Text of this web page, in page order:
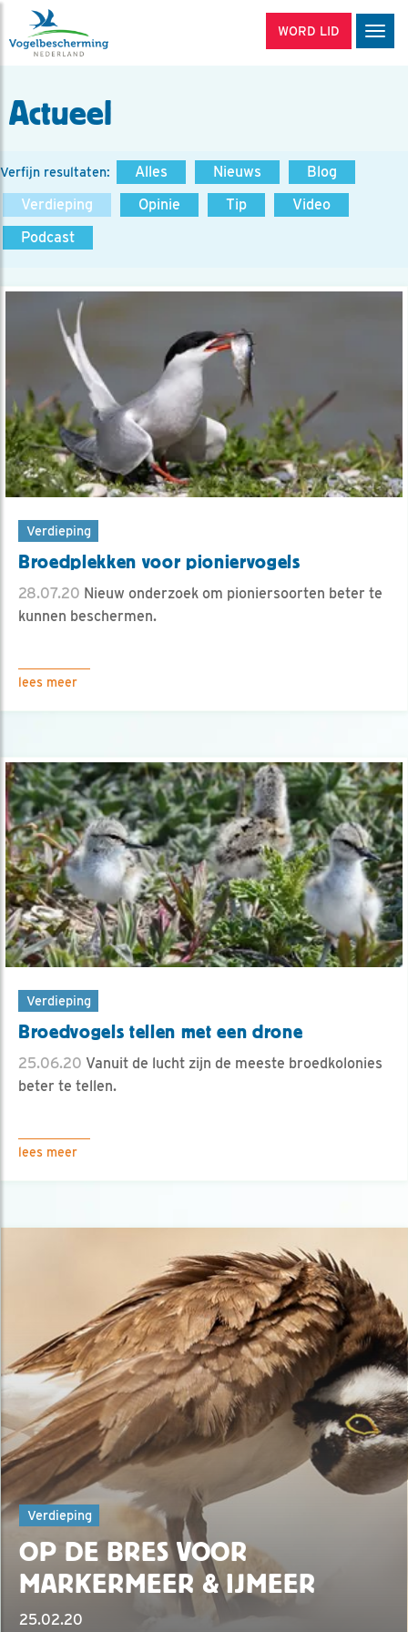
WORD LID
Actueel
Verfijn resultaten: Alles Nieuws
Blog
Verdieping
Opinie Tip
Video
Podcast
Verdieping
Broedplekken voor pioniervogels
28.07.20 Nieuw onderzoek om pioniersoorten beter te
kunnen beschermen.
lees meer
Verdieping
Broedvogels tellen met een drone
25.06.20 Vanuit de lucht zijn de meeste broedkolonies
beter te tellen.
lees meer
Verdieping
OP DE BRES VOOR
MARKERMEER & IJMEER
25.02.20